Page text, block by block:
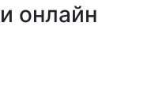
онлайн